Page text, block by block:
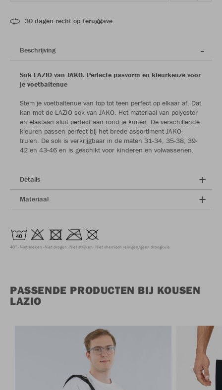
30 dagen recht op teruggave
Beschrijving
Sok LAZIO van JAKO: Perfecte pasvorm en kleurkeuze voor
je voetbaltenue
Stem je voetbaltenue van top tot teen perfect op elkaar af. Dat
kan met de LAZIO sok van JAKO. Het materiaal van polyester
en elastaan sluit perfect aan rond je kuiten. De verschillende
kleuren passen perfect bij het brede assortiment JAKO-
truien. De sok is verkrijgbaar in de maten 31-34, 35-38, 39-
42 en 43-46 en is geschikt voor kinderen en volwassenen.
Details
Materiaal
40° Niet bleken Niet drogen Niet strijken Niet chemisch reinigen/geen droogkuis
PASSENDE PRODUCTEN BIJ KOUSEN
LAZIO